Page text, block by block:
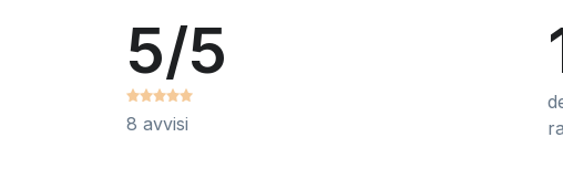
5/5
8 avvisi